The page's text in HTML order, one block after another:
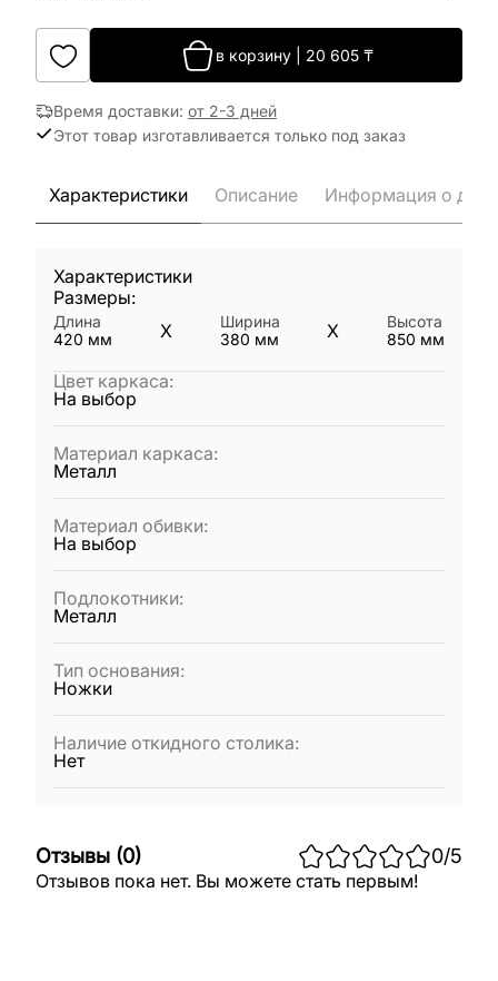
в корзину| 20 605₸
Время доставки: от 2-3 дней
Этот товар изготавливается только под заказ
Характеристики Описание Информация о
Характеристики
Размеры:
Длина
420 мм X
Ширина
380 мм X
Высота
850 мм
Цвет каркаса:
На выбор
Материал каркаса:
Металл
Материал обивки:
На выбор
Подлокотники:
Металл
Тип основания:
Ножки
Наличие откидного столика:
Нет
Отзывы (0) 0/5
Отзывов пока нет. Вы можете стать первым!